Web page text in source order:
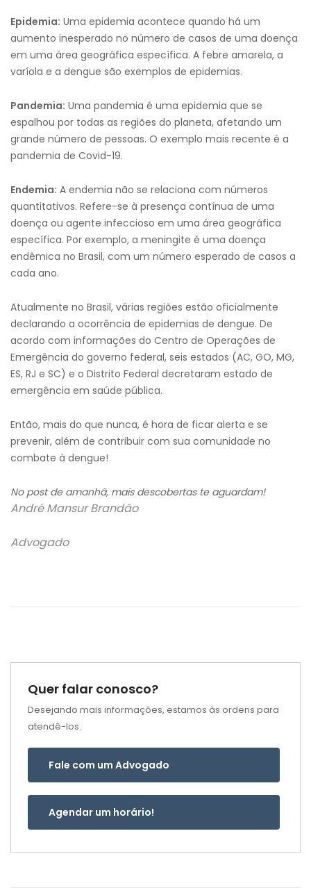
Epidemia: Uma epidemia acontece quando há um
aumento inesperado no número de casos de uma doença
em uma área geográfica específica. A febre amarela, a
varíola e a dengue são exemplos de epidemias.
Pandemia: Uma pandemia é uma epidemia que se
espalhou por todas as regiões do planeta, afetando um
grande número de pessoas. O exemplo mais recente é a
pandemia de Covid-19.
Endemia: A endemia não se relaciona com números
quantitativos. Refere-se à presença contínua de uma
doença ou agente infeccioso em uma área geográfica
específica. Por exemplo, a meningite é uma doença
endêmica no Brasil, com um número esperado de casos a
cada ano.
Atualmente no Brasil, várias regiões estão oficialmente
declarando a ocorrência de epidemias de dengue. De
acordo com informações do Centro de Operações de
Emergência do governo federal, seis estados (AC, GO, MG,
ES, RJ e SC) e o Distrito Federal decretaram estado de
emergência em saúde pública.
Então, mais do que nunca, é hora de ficar alerta e se
prevenir, além de contribuir com sua comunidade no
combate à dengue!
No post de amanhã, mais descobertas te aguardam!
André Mansur Brandão
Advogado
Quer falar conosco?
Desejando mais informações, estamos às ordens para
atendê-los.
Fale com um Advogado
Agendar um horário!